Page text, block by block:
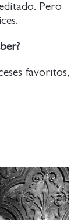
Pero
favoritos,